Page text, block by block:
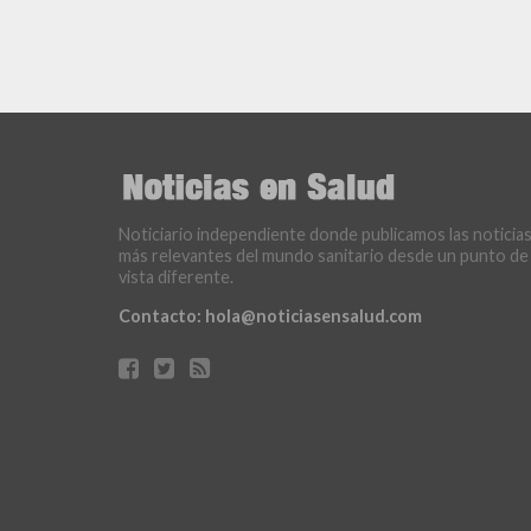
Noticiario independiente donde publicamos las noticias
más relevantes del mundo sanitario desde un punto de
vista diferente.
Contacto: hola@noticiasensalud.com